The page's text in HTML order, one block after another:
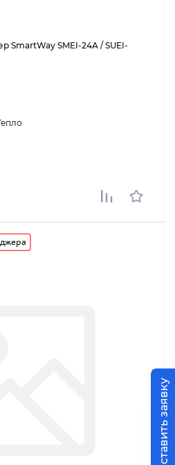
SmartWay SMEI-24A / SUEI-
Оставить заявку